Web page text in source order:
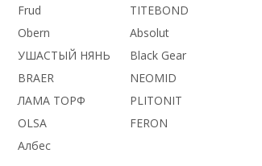
Frud
TITEBOND
Obern
Absolut
УШАСТЫЙ НЯНЬ
Black Gear
BRAER
NEOMID
ЛАМА ТОРФ
PLITONIT
OLSA
FERON
Албес